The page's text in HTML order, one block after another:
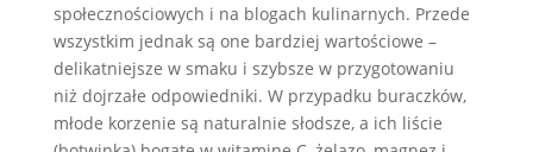
społecznościowych i na blogach kulinarnych. Przede
wszystkim jednak są one bardziej wartościowe –
delikatniejsze w smaku i szybsze w przygotowaniu
niż dojrzałe odpowiedniki. W przypadku buraczków,
młode korzenie są naturalnie słodsze, a ich liście